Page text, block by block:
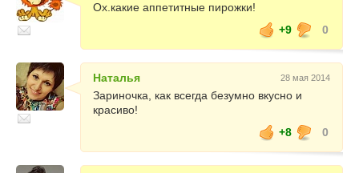
Ох.какие аппетитные пирожки!
+9
0
Наталья 28 мая 2014
Зариночка, как всегда безумно вкусно и
красиво!
+8
0